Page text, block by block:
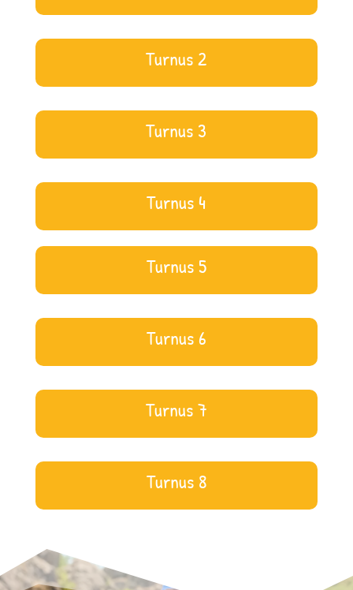
Turnus 2
Turnus 3
Turnus 4
Turnus 5
Turnus 6
Turnus 7
Turnus 8